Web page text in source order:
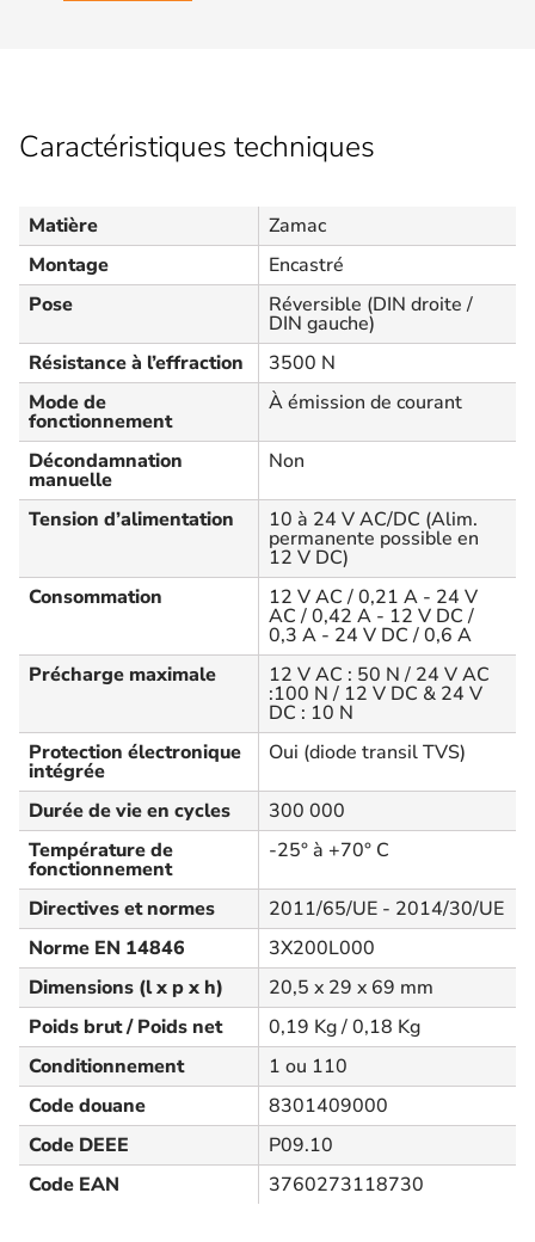
Caractéristiques techniques
Matière
Zamac
Montage
Encastré
Pose
Réversible (DIN droite /
DIN gauche)
Résistance à l’effraction
3500 N
Mode de
fonctionnement
À émission de courant
Décondamnation
manuelle
Non
Tension d’alimentation 10 à 24 V AC/DC (Alim.
permanente possible en
12 V DC)
Consommation
12 V AC / 0,21 A - 24 V
AC / 0,42 A - 12 V DC /
0,3 A - 24 V DC / 0,6 A
Précharge maximale
12 V AC : 50 N / 24 V AC
:100 N / 12 V DC & 24 V
DC : 10 N
Protection électronique
intégrée
Oui (diode transil TVS)
Durée de vie en cycles
300 000
Température de
fonctionnement
-25° à +70° C
Directives et normes
2011/65/UE - 2014/30/UE
Norme EN 14846
3X200L000
Dimensions (l x p x h)
20,5 x 29 x 69 mm
Poids brut / Poids net
0,19 Kg / 0,18 Kg
Conditionnement
1 ou 110
Code douane
8301409000
Code DEEE
P09.10
Code EAN
3760273118730